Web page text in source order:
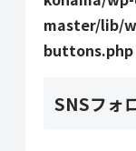
master/lib/
buttons.php
SNSフォ